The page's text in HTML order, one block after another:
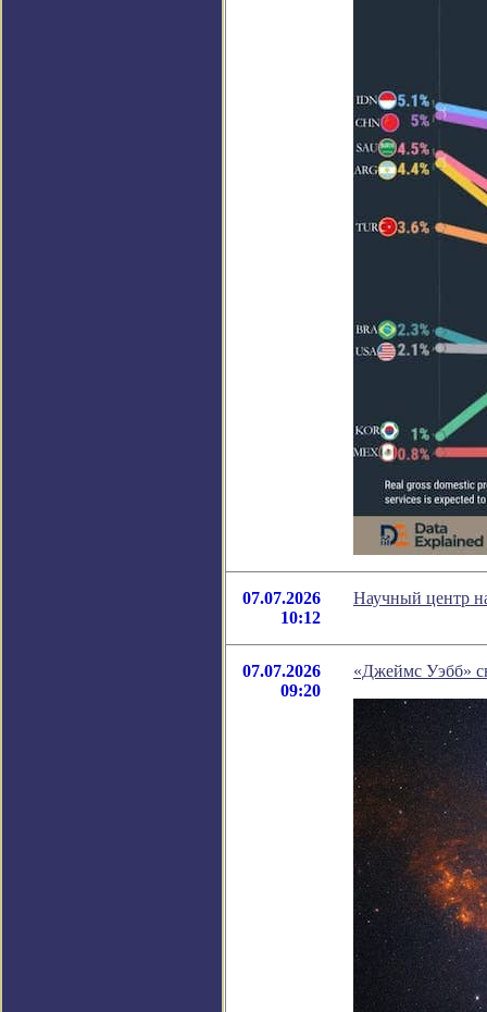
07.07.2026
10:12
Научный центр
07.07.2026
09:20
«Джеймс Уэбб»